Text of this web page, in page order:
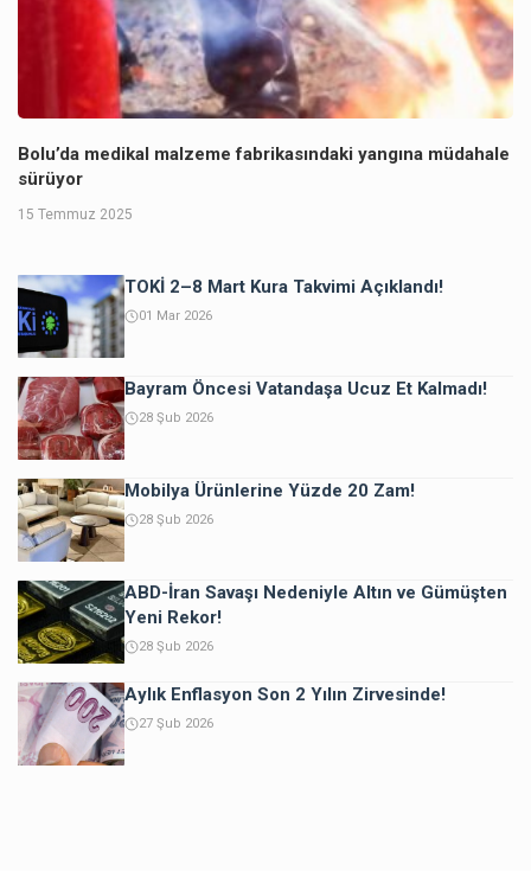
Bolu’da medikal malzeme fabrikasındaki yangına müdahale
sürüyor
15 Temmuz 2025
TOKİ 2–8 Mart Kura Takvimi Açıklandı!
01 Mar 2026
Bayram Öncesi Vatandaşa Ucuz Et Kalmadı!
28 Şub 2026
Mobilya Ürünlerine Yüzde 20 Zam!
28 Şub 2026
ABD-İran Savaşı Nedeniyle Altın ve Gümüşten
Yeni Rekor!
28 Şub 2026
Aylık Enflasyon Son 2 Yılın Zirvesinde!
27 Şub 2026